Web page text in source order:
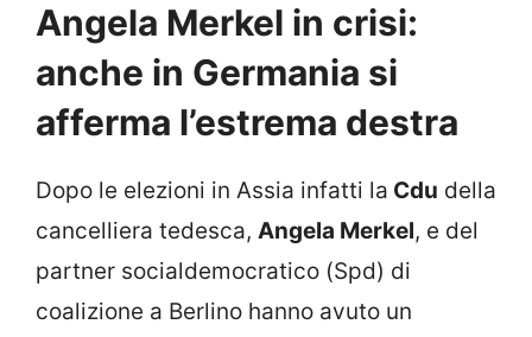
Angela Merkel in crisi:
anche in Germania si
afferma l’estrema destra
Dopo le elezioni in Assia infatti la Cdu della
cancelliera tedesca, Angela Merkel, e del
partner socialdemocratico (Spd) di
coalizione a Berlino hanno avuto un